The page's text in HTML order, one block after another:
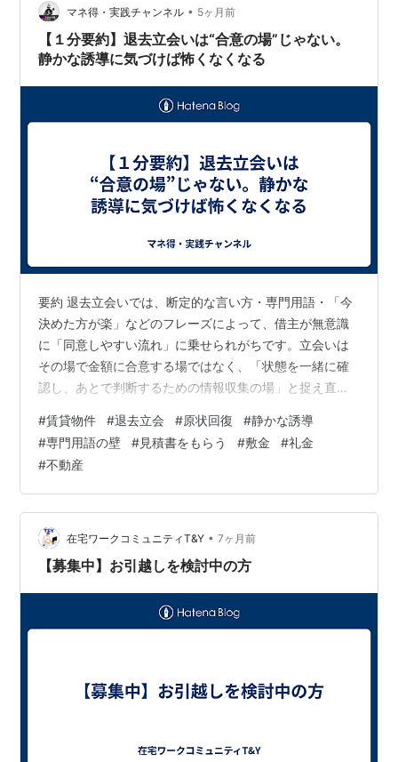
点で判定 04 ケース別：交渉に向いている人／向いてい
ない人入居年数・エリア・タイミングで判定 05 よくあ
る誤解「非…
マネ得・実践チャンネル • 5ヶ月前
【１分要約】退去立会いは“合意の場”じゃない。
静かな誘導に気づけば怖くなくなる
要約 退去立会いでは、断定的な言い方・専門用語・「今
決めた方が楽」などのフレーズによって、借主が無意識
に「同意しやすい流れ」に乗せられがちです。​立会いは
その場で金額に合意する場ではなく、「状態を一緒に確
認し、あとで判断するための情報収集の場」と捉え直す
しにくい環境 退去直後の借主側： 引っ越しで疲労困憊
部屋は空で早く終わらせたい 次の予定も控えがち 管理会
社側：慣れた日常業務で冷静。結果として、「疲れて早
く帰りたい側 vs 冷静なプロ」という構図になり、公平な
判断が難しい状態からスタートします。​ よくある“静かな
誘導”4パターン このラ…
#賃貸物件 #退去立会 #原状回復 #静かな誘導
#専門用語の壁 #見積書をもらう #敷金 #礼金
#不動産
在宅ワークコミュニティT&Y • 7ヶ月前
【募集中】お引越しを検討中の方